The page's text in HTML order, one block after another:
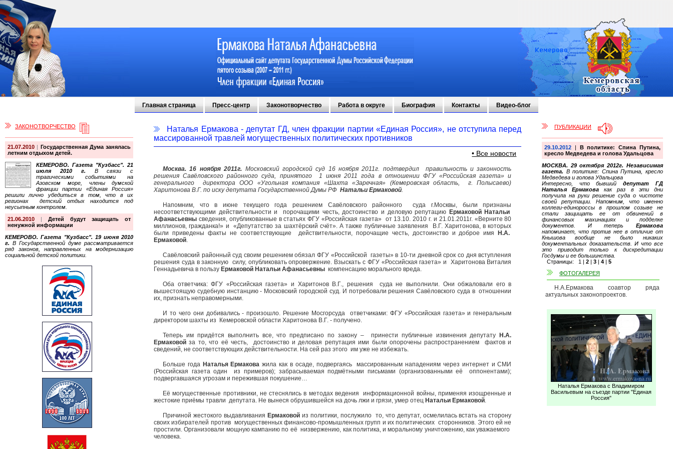
Главная страница Пресс-центр Законотворчество Работа в округе Биография Контакты Видео-блог
ЗАКОНОТВОРЧЕСТВО
21.07.2010 | Государственная Дума занялась
летним отдыхом детей.
КЕМЕРОВО. Газета "Кузбасс". 21
июля 2010 г. В связи с
трагическими событиями на
Азовском море, члены думской
фракции партии «Единая Россия»
решили лично убедиться в том, что в их
регионах детский отдых находится под
неусыпным контролем.
21.06.2010 |Детей будут защищать от
ненужной информации
КЕМЕРОВО. Газета "Кузбасс". 19 июня 2010
г.В Государственной думе рассматривается
ряд законов, направленных на модернизацию
социальной детской политики.
Наталья Ермакова - депутат ГД, член фракции партии «Единая Россия», не отступила перед
массированной травлей могущественных политических противников
• Все новости
Москва. 16 ноября 2011г. Московский городской суд 16 ноября 2011г. подтвердил правильность и законность
решения Савёловского районного суда, принятого 1 июня 2011 года в отношении ФГУ «Российская газета» и
генерального директора ООО «Угольная компания «Шахта «Заречная» (Кемеровская область, г. Полысаево)
Харитонова В.Г. по иску депутата Государственной Думы РФ Натальи Ермаковой.
Напомним, что в июне текущего года решением Савёловского районного суда г.Москвы, были признаны
несоответствующими действительности и порочащими честь, достоинство и деловую репутацию Ермаковой Натальи
Афанасьевны сведения, опубликованные в статьях ФГУ «Российская газета» от 13.10. 2010 г. и 21.01.2011г. «Верните 80
миллионов, гражданка!» и «Депутатство за шахтёрский счёт». А также публичные заявления В.Г. Харитонова, в которых
были приведены факты не соответствующие действительности, порочащие честь, достоинство и доброе имя
Н.А.
Ермаковой.
Савёловский районный суд своим решением обязал ФГУ «Российской газеты» в 10-ти дневной срок со дня вступления
решения суда в законную силу, опубликовать опровержение. Взыскать с ФГУ «Российская газета» и Харитонова Виталия
Геннадьевича в пользу Ермаковой Натальи Афанасьевны компенсацию морального вреда.
Оба ответчика: ФГУ «Российская газета» и Харитонов В.Г., решения суда не выполнили. Они обжаловали его в
вышестоящую судебную инстанцию - Московский городской суд. И потребовали решения Савёловского суда в отношении
их, признать неправомерными.
И то чего они добивались - произошло. Решение Мосгорсуда ответчиками: ФГУ «Российская газета» и генеральным
директором шахты из Кемеровской области Харитонова В.Г. - получено.
Теперь им придётся выполнить все, что предписано по закону – принести публичные извинения депутату
Н.А.
Ермаковой за то, что её честь, достоинство и деловая репутация ими были опорочены распространением фактов и
сведений, не соответствующих действительности. На сей раз этого им уже не избежать.
Больше года Наталья Ермакова жила как в осаде, подвергаясь массированным нападениям через интернет и СМИ
(Российская газета один из примеров); забрасываемая подмётными письмами (организованными её оппонентами);
подвергавшаяся угрозам и пережившая покушение…
Её могущественные противники, не стеснялись в методах ведения информационной войны, применяя изощренные и
жестокие приёмы травли депутата. Не вынеся обрушившейся на дочь лжи и грязи, умер отец Натальи Ермаковой.
Причиной жестокого выдавливания Ермаковойиз политики, послужило то, что депутат, осмелилась встать на сторону
своих избирателей против могущественных финансово-промышленных групп и их политических сторонников. Этого ей не
простили. Организовали мощную кампанию по её низвержению, как политика, и моральному уничтожению, как уважаемого
человека.
ПУБЛИКАЦИИ
29.10.2012 | В политике: Спина Путина,
кресло Медведева и голова Удальцова
МОСКВА. 29 октября 2012г. Независимая
газета. В политике: Спина Путина, кресло
Медведева и голова Удальцова
Интересно, что бывшийдепутат ГД
Наталья Ермакова как раз в эти дни
получила на руки решение суда о чистоте
своей репутации. Напомним, что именно
коллеги-единороссы в прошлом созыве не
стали защищать ее от обвинений в
финансовых махинациях и подделке
документов. И теперь Ермакова
напоминает, что против нее в отличие от
Кнышова вообще не было никаких
документальных доказательств. И что все
это приводит только к дискредитации
Госдумы и ее большинства.
Страницы: 1 | 2 | 3 | 4 | 5
ФОТОГАЛЕРЕЯ
Н.А.Ермакова соавтор ряда
актуальных законопроектов.
Наталья Ермакова с Владимиром
Васильевым на съезде партии "Единая
Россия"